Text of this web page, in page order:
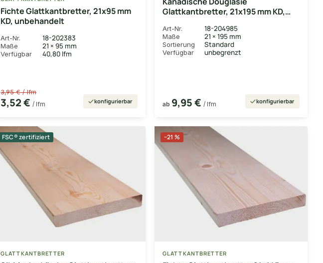
Fichte Glattkantbretter, 21x95 mm
KD, unbehandelt
Art-Nr. 18-202383
Maße 21 × 95 mm
Verfügbar 40,80 lfm
3,95 € / lfm
3,52 € / lfm konfigurierbar
Glattkantbretter, 21x195 mm KD,
Art-Nr. 18-204985
Maße 21 × 195 mm
Sortierung Standard
Verfügbar unbegrenzt
ab 9,95 € / lfm konfigurierbar
FSC® zertifiziert
GLATTKANTBRETTER
−21 %
GLATTKANTBRETTER